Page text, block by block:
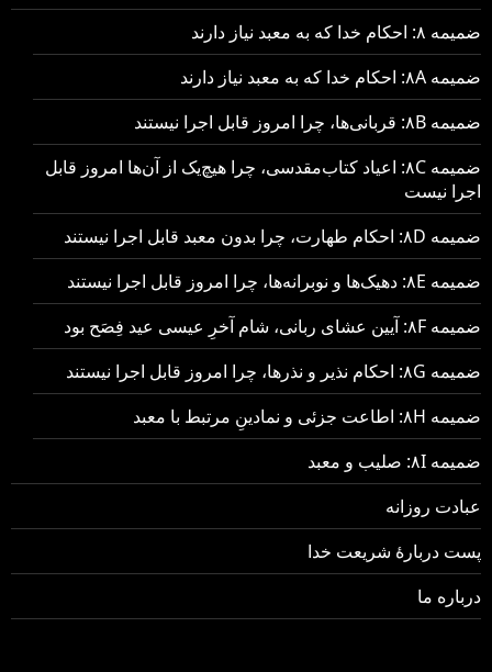
ضمیمه ۸: احکام خدا که به معبد نیاز دارند
ضمیمه ۸A: احکام خدا که به معبد نیاز دارند
ضمیمه ۸B: قربانی‌ها، چرا امروز قابل اجرا نیستند
ضمیمه ۸C: اعیاد کتاب‌مقدسی، چرا هیچ‌یک از آن‌ها امروز قابل
اجرا نیست
ضمیمه ۸D: احکام طهارت، چرا بدون معبد قابل اجرا نیستند
ضمیمه ۸E: دهیک‌ها و نوبرانه‌ها، چرا امروز قابل اجرا نیستند
ضمیمه ۸F: آیین عشای ربانی، شام آخرِ عیسی عید فِصَح بود
ضمیمه ۸G: احکام نذیر و نذرها، چرا امروز قابل اجرا نیستند
ضمیمه ۸H: اطاعت جزئی و نمادینِ مرتبط با معبد
ضمیمه ۸I: صلیب و معبد
عبادت روزانه
پست دربارهٔ شریعت خدا
درباره ما